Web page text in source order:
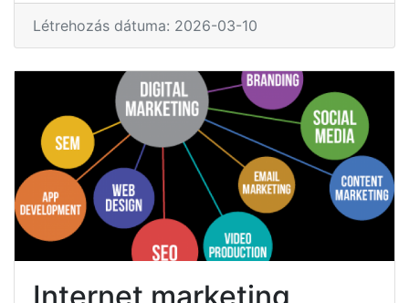
Létrehozás dátuma: 2026-03-10